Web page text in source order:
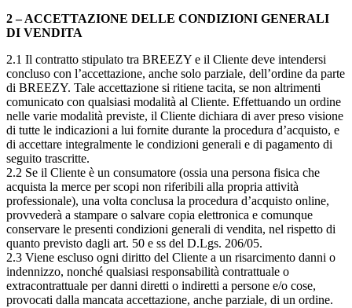
2 – ACCETTAZIONE DELLE CONDIZIONI GENERALI
DI VENDITA
2.1 Il contratto stipulato tra BREEZY e il Cliente deve intendersi
concluso con l’accettazione, anche solo parziale, dell’ordine da parte
di BREEZY. Tale accettazione si ritiene tacita, se non altrimenti
comunicato con qualsiasi modalità al Cliente. Effettuando un ordine
nelle varie modalità previste, il Cliente dichiara di aver preso visione
di tutte le indicazioni a lui fornite durante la procedura d’acquisto, e
di accettare integralmente le condizioni generali e di pagamento di
seguito trascritte.
2.2 Se il Cliente è un consumatore (ossia una persona fisica che
acquista la merce per scopi non riferibili alla propria attività
professionale), una volta conclusa la procedura d’acquisto online,
provvederà a stampare o salvare copia elettronica e comunque
conservare le presenti condizioni generali di vendita, nel rispetto di
quanto previsto dagli art. 50 e ss del D.Lgs. 206/05.
2.3 Viene escluso ogni diritto del Cliente a un risarcimento danni o
indennizzo, nonché qualsiasi responsabilità contrattuale o
extracontrattuale per danni diretti o indiretti a persone e/o cose,
provocati dalla mancata accettazione, anche parziale, di un ordine.